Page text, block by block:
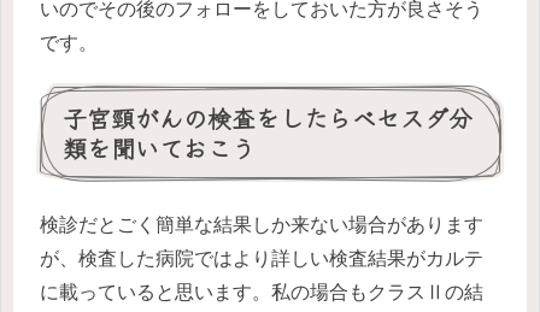
いのでその後のフォローをしておいた方が良さそう
です。
子宮頸がんの検査をしたらベセスダ分
類を聞いておこう
検診だとごく簡単な結果しか来ない場合があります
が、検査した病院ではより詳しい検査結果がカルテ
に載っていると思います。私の場合もクラスⅡの結